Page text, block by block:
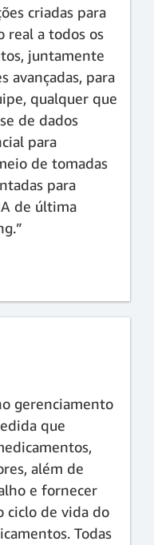
criadas para
real a todos os
juntamente
avançadas, para
qualquer que
de dados
para
de tomadas
para
de última
gerenciamento
que
além de
e fornecer
ciclo de vida do
Todas